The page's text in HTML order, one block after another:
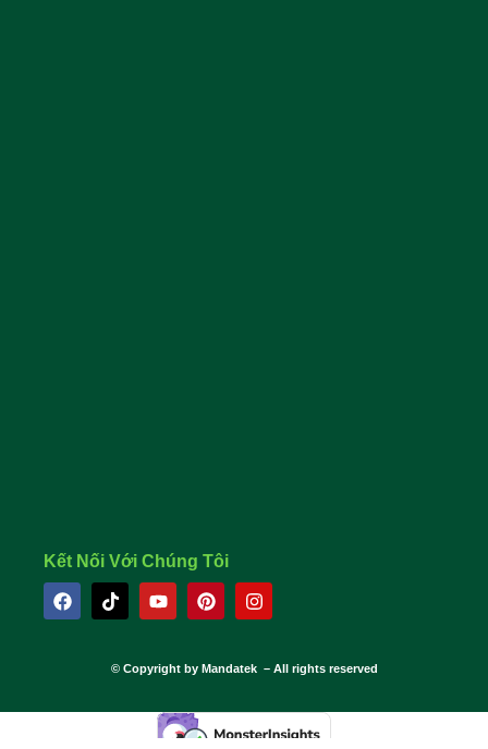
Kết Nối Với Chúng Tôi
© Copyright by Mandatek – All rights reserved